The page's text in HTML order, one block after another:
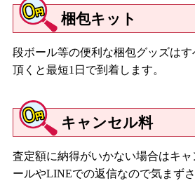
梱包キット
段ボール等の便利な梱包グッズは
頂くと最短1日で到着します。
キャンセル料
査定額に納得がいかない場合はキ
ールやLINEでの返信なので気まず